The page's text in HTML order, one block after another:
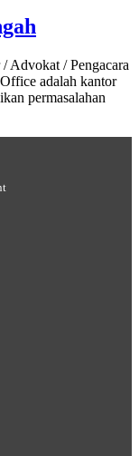
Advokat / Pengacara
adalah kantor
permasalahan